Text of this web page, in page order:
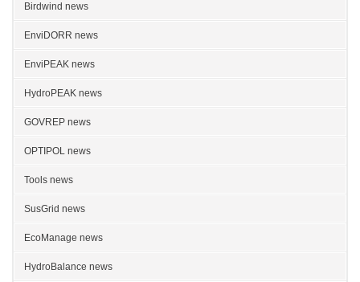
Birdwind news
EnviDORR news
EnviPEAK news
HydroPEAK news
GOVREP news
OPTIPOL news
Tools news
SusGrid news
EcoManage news
HydroBalance news